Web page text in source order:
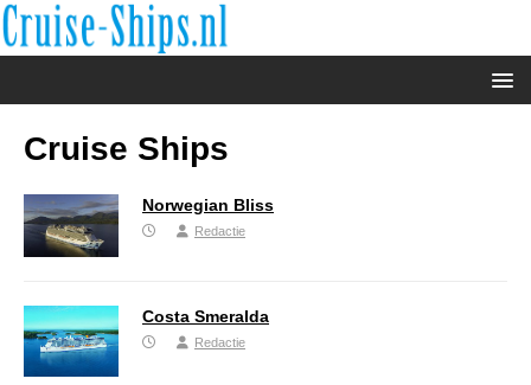
Cruise Ships
Norwegian Bliss
Redactie
Costa Smeralda
Redactie